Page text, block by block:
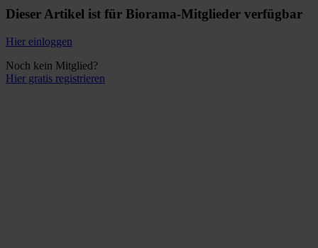
Dieser Artikel ist für Biorama-Mitglieder verfügbar
Hier einloggen
Noch kein Mitglied?
Hier gratis registrieren